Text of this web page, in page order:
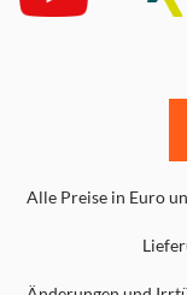
Alle Preise in Euro